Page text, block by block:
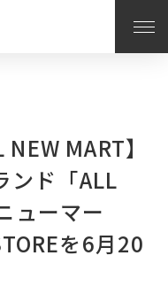
MART】
ンド「ALL
ューマー
を6月20